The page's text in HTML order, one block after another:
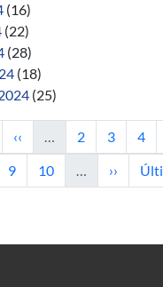
(16)
(22)
(28)
(18)
(25)
Previous page
‹‹ … Page
2 Page
3 Page
4
Page
9 Page
10 … Next
››